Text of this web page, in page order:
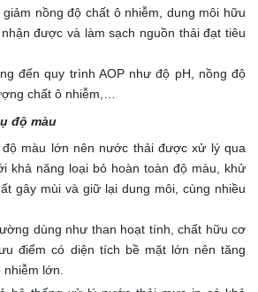
giảm nồng độ chất ô nhiễm, dung môi hữu
được và làm sạch nguồn thải đạt tiêu
đến quy trình AOP như độ pH, nồng độ
chất ô nhiễm,…
độ màu
màu lớn nên nước thải được xử lý qua
khả năng loại bỏ hoàn toàn độ màu, khử
gây mùi và giữ lại dung môi, cùng nhiều
dùng như than hoạt tính, chất hữu cơ
điểm có diện tích bề mặt lớn nên tăng
lớn.